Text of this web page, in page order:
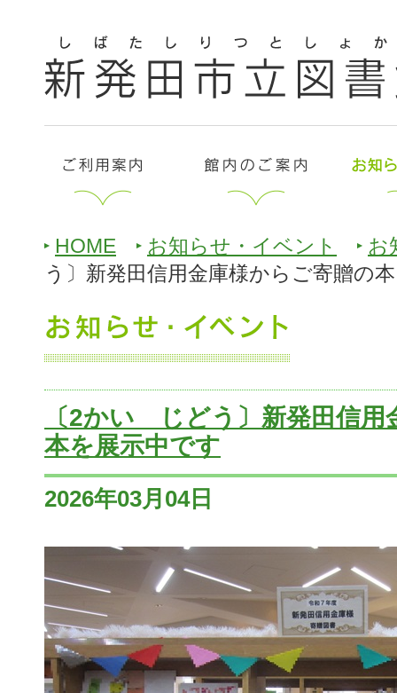
HOME お知らせ・イベント
お
う〕新発田信用金庫様からご寄贈の
〔2かい じどう〕新発田信用
本を展示中です
2026年03月04日